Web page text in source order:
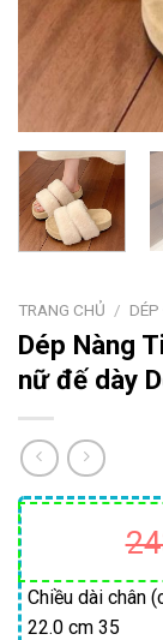
TRANG CHỦ /
Dép Nàng
nữ đế dày
Chiều dài chân
22.0 cm 35